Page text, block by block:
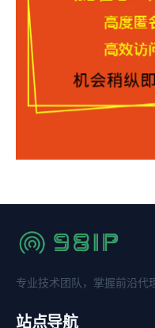
专业技术团队，掌握前沿代
站点导航